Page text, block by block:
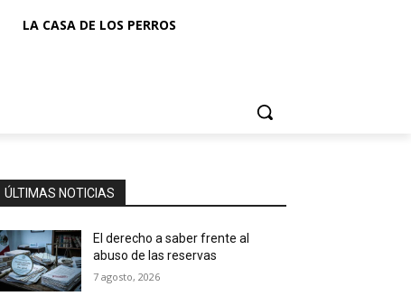
LA CASA DE LOS PERROS
ÚLTIMAS NOTICIAS
El derecho a saber frente al
abuso de las reservas
7 agosto, 2026